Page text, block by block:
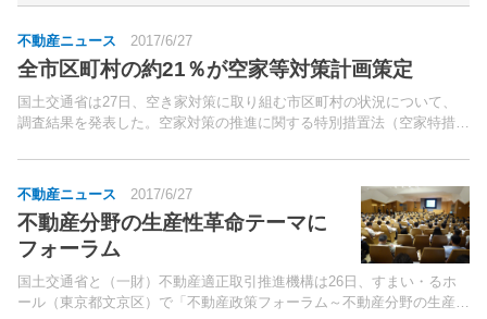
不動産ニュース 2017/6/27
全市区町村の約21％が空家等対策計画策定
国土交通省は27日、空き家対策に取り組む市区町村の状況について、
調査結果を発表した。空家対策の推進に関する特別措置法（空家特措
市区町村の約21％となる357団体が策定。
不動産ニュース 2017/6/27
不動産分野の生産性革命テーマに
フォーラム
国土交通省と（一財）不動産適正取引推進機構は26日、すまい・るホ
ール（東京都文京区）で「不動産政策フォーラム～不動産分野の生産性